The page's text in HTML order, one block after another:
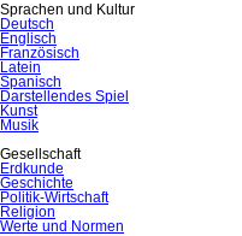
Sprachen und Kultur
Deutsch
Englisch
Französisch
Latein
Spanisch
Darstellendes Spiel
Kunst
Musik
Gesellschaft
Erdkunde
Geschichte
Politik-Wirtschaft
Religion
Werte und Normen